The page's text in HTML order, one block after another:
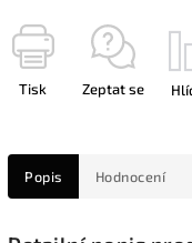
Tisk Zeptat se
Popis Hodnocení